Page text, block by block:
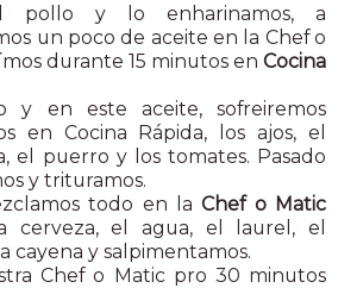
pollo y lo enharinamos, a
un poco de aceite en la Chef o
durante 15 minutos en Cocina
y en este aceite, sofreiremos
en Cocina Rápida, los ajos, el
el puerro y los tomates. Pasado
y trituramos.
todo en laChef o Matic
cerveza, el agua, el laurel, el
cayena y salpimentamos.
Chef o Matic pro 30 minutos